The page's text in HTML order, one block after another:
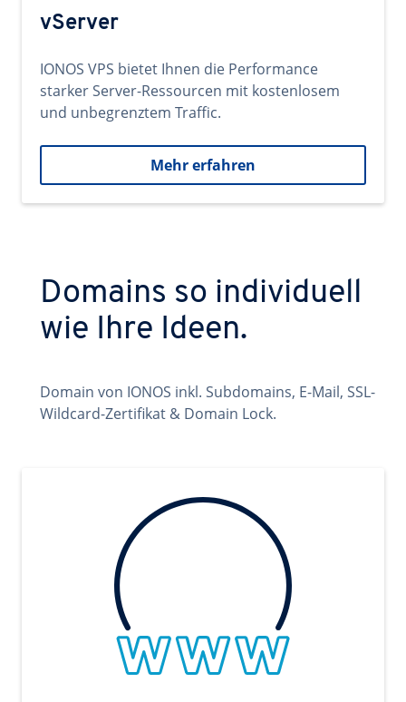
vServer
IONOS VPS bietet Ihnen die Performance
starker Server-Ressourcen mit kostenlosem
und unbegrenztem Traffic.
Mehr erfahren
Domains so individuell
wie Ihre Ideen.
Domain von IONOS inkl. Subdomains, E-Mail, SSL-
Wildcard-Zertifikat & Domain Lock.